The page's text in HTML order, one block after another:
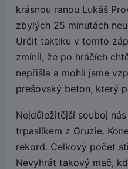
krásnou ranou Lukáš
zbylých 25 minutách
Určit taktiku v tomto
zmínil, že po hráčích
nepřišla a mohli jsme
prešovský beton, který
Nejdůležitější souboj
trpaslíkem z Gruzie.
rekord. Celkový počet
Nevyhrát takový mač,